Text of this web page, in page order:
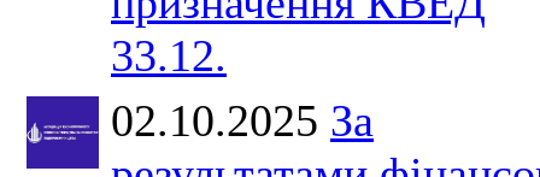
33.12.
02.10.2025 За